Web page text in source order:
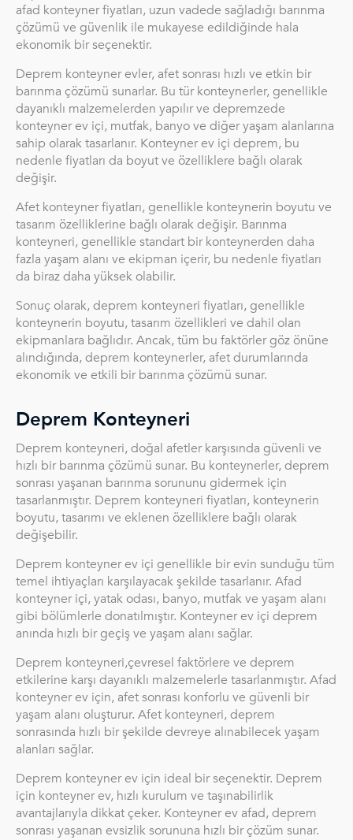
afad konteyner fiyatları, uzun vadede sağladığı barınma
çözümü ve güvenlik ile mukayese edildiğinde hala
ekonomik bir seçenektir.
Deprem konteyner evler, afet sonrası hızlı ve etkin bir
barınma çözümü sunarlar. Bu tür konteynerler, genellikle
dayanıklı malzemelerden yapılır ve depremzede
konteyner ev içi, mutfak, banyo ve diğer yaşam alanlarına
sahip olarak tasarlanır. Konteyner ev içi deprem, bu
nedenle fiyatları da boyut ve özelliklere bağlı olarak
değişir.
Afet konteyner fiyatları, genellikle konteynerin boyutu ve
tasarım özelliklerine bağlı olarak değişir. Barınma
konteyneri, genellikle standart bir konteynerden daha
fazla yaşam alanı ve ekipman içerir, bu nedenle fiyatları
da biraz daha yüksek olabilir.
Sonuç olarak, deprem konteyneri fiyatları, genellikle
konteynerin boyutu, tasarım özellikleri ve dahil olan
ekipmanlara bağlıdır. Ancak, tüm bu faktörler göz önüne
alındığında, deprem konteynerler, afet durumlarında
ekonomik ve etkili bir barınma çözümü sunar.
Deprem Konteyneri
Deprem konteyneri, doğal afetler karşısında güvenli ve
hızlı bir barınma çözümü sunar. Bu konteynerler, deprem
sonrası yaşanan barınma sorununu gidermek için
tasarlanmıştır. Deprem konteyneri fiyatları, konteynerin
boyutu, tasarımı ve eklenen özelliklere bağlı olarak
değişebilir.
Deprem konteyner ev içi genellikle bir evin sunduğu tüm
temel ihtiyaçları karşılayacak şekilde tasarlanır. Afad
konteyner içi, yatak odası, banyo, mutfak ve yaşam alanı
gibi bölümlerle donatılmıştır. Konteyner ev içi deprem
anında hızlı bir geçiş ve yaşam alanı sağlar.
Deprem konteyneri,çevresel faktörlere ve deprem
etkilerine karşı dayanıklı malzemelerle tasarlanmıştır. Afad
konteyner ev için, afet sonrası konforlu ve güvenli bir
yaşam alanı oluşturur. Afet konteyneri, deprem
sonrasında hızlı bir şekilde devreye alınabilecek yaşam
alanları sağlar.
Deprem konteyner ev için ideal bir seçenektir. Deprem
için konteyner ev, hızlı kurulum ve taşınabilirlik
avantajlarıyla dikkat çeker. Konteyner ev afad, deprem
sonrası yaşanan evsizlik sorununa hızlı bir çözüm sunar.